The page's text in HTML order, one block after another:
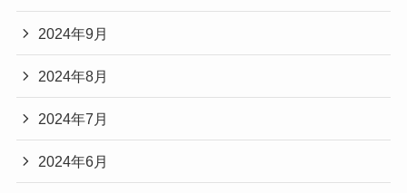
2024年9月
2024年8月
2024年7月
2024年6月